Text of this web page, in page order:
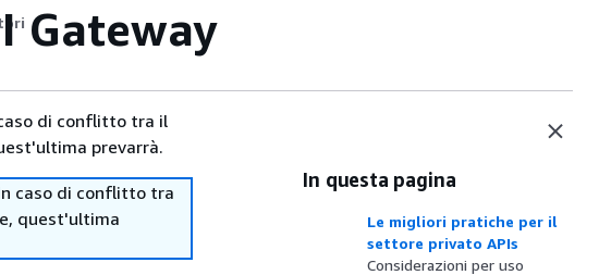
Gateway
di conflitto tra il
prevarrà.
caso di conflitto tra
quest'ultima
In questa pagina
Le migliori pratiche per il
settore privato APIs
Considerazioni per uso